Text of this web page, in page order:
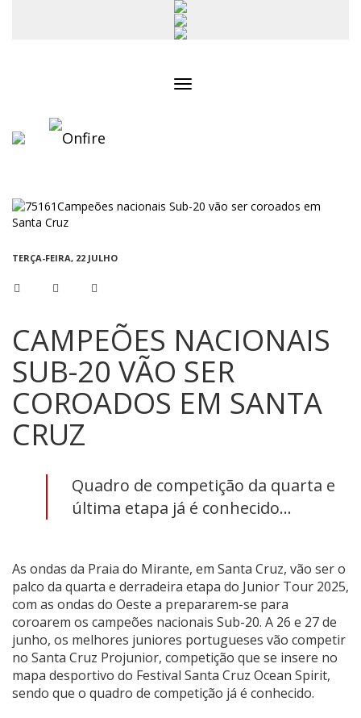
TERÇA-FEIRA, 22 JULHO
CAMPEÕES NACIONAIS
SUB-20 VÃO SER
COROADOS EM SANTA
CRUZ
Quadro de competição da quarta e
última etapa já é conhecido...
As ondas da Praia do Mirante, em Santa Cruz, vão ser o
palco da quarta e derradeira etapa do Junior Tour 2025,
com as ondas do Oeste a prepararem-se para
coroarem os campeões nacionais Sub-20. A 26 e 27 de
junho, os melhores juniores portugueses vão competir
no Santa Cruz Projunior, competição que se insere no
mapa desportivo do Festival Santa Cruz Ocean Spirit,
sendo que o quadro de competição já é conhecido.